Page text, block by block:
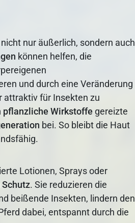
nur äußerlich, sondern auch
können helfen, die
und durch eine Veränderung
attraktiv für Insekten zu
pflanzliche Wirkstoffe gereizte
bei. So bleibt die Haut
Lotionen, Sprays oder
Schutz. Sie reduzieren die
beißende Insekten, lindern den
dabei, entspannt durch die